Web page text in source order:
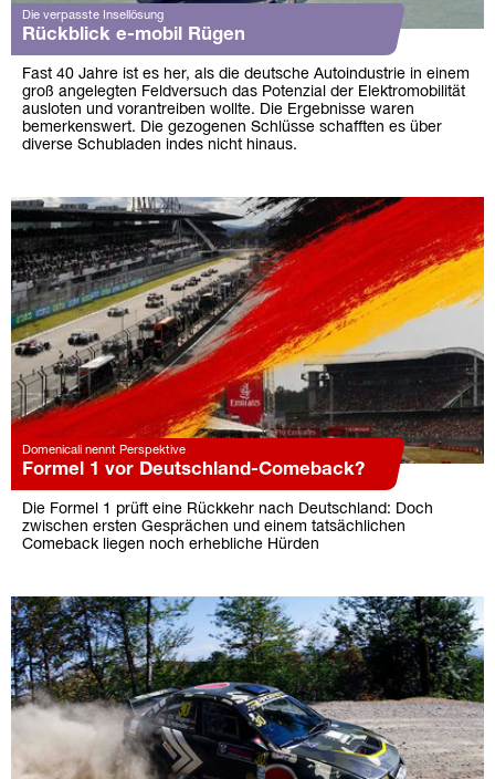
Die verpasste Insellösung
Rückblick e-mobil Rügen
Fast 40 Jahre ist es her, als die deutsche Autoindustrie in einem
groß angelegten Feldversuch das Potenzial der Elektromobilität
ausloten und vorantreiben wollte. Die Ergebnisse waren
bemerkenswert. Die gezogenen Schlüsse schafften es über
diverse Schubladen indes nicht hinaus.
Domenicali nennt Perspektive
Formel 1 vor Deutschland-Comeback?
Die Formel 1 prüft eine Rückkehr nach Deutschland: Doch
zwischen ersten Gesprächen und einem tatsächlichen
Comeback liegen noch erhebliche Hürden